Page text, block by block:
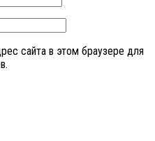
сайта в этом браузере для